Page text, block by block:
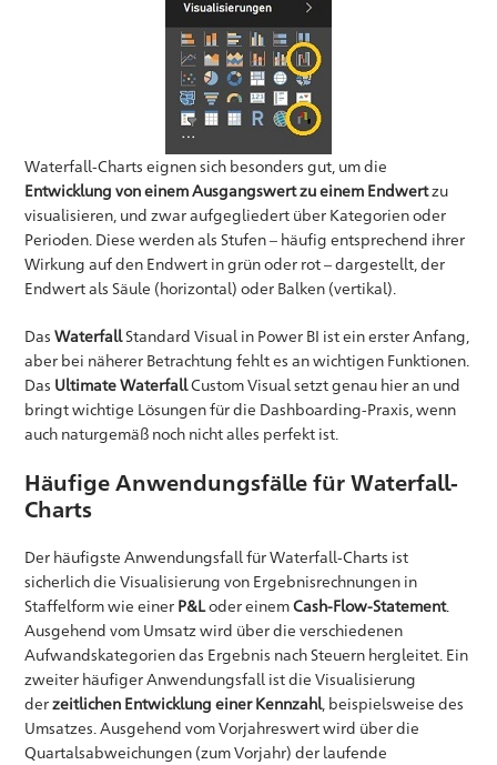
Waterfall-Charts eignen sich besonders gut, um die
Entwicklung von einem Ausgangswert zu einem Endwertzu
visualisieren, und zwar aufgegliedert über Kategorien oder
Perioden. Diese werden als Stufen – häufig entsprechend ihrer
Wirkung auf den Endwert in grün oder rot – dargestellt, der
Endwert als Säule (horizontal) oder Balken (vertikal).
DasWaterfallStandard Visual in Power BI ist ein erster Anfang,
aber bei näherer Betrachtung fehlt es an wichtigen Funktionen.
Das Ultimate WaterfallCustom Visual setzt genau hier an und
bringt wichtige Lösungen für die Dashboarding-Praxis, wenn
auch naturgemäß noch nicht alles perfekt ist.
Häufige Anwendungsfälle für Waterfall-
Charts
Der häufigste Anwendungsfall für Waterfall-Charts ist
sicherlich die Visualisierung von Ergebnisrechnungen in
Staffelform wie einer P&Loder einemCash-Flow-Statement.
Ausgehend vom Umsatz wird über die verschiedenen
Aufwandskategorien das Ergebnis nach Steuern hergleitet. Ein
zweiter häufiger Anwendungsfall ist die Visualisierung
derzeitlichen Entwicklung einer Kennzahl, beispielsweise des
Umsatzes. Ausgehend vom Vorjahreswert wird über die
Quartalsabweichungen (zum Vorjahr) der laufende